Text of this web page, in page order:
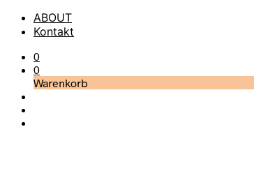
ABOUT
Kontakt
0
0
Warenkorb